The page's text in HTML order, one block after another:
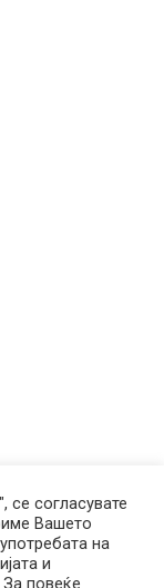
НА
согласувате
Вашето
на
и
повеќе